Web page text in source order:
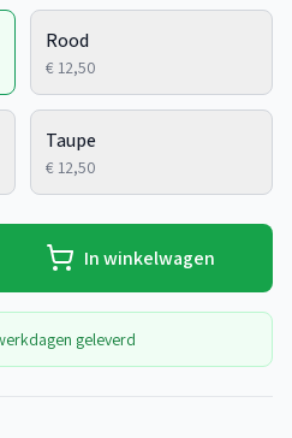
Rood
€ 12,50
Taupe
€ 12,50
In winkelwagen
geleverd